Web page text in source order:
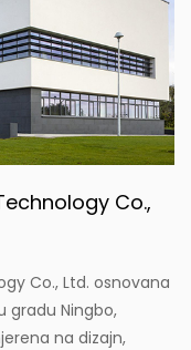
Co.,
Co., Ltd. osnovana
gradu Ningbo,
na dizajn,